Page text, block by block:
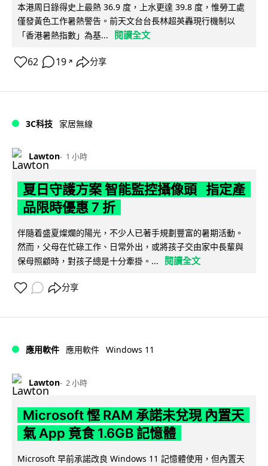
本港周日錄得史上最熱 36.9 度，上水更達 39.8 度，惟勞工處
僅發黃色工作暑熱警告。前天文台台長林超英轟現行機制以
「香港暑熱指數」為基...
閱讀全文
62 19 ↗ 分享
3C科技 家居無線
Lawton 1 小時
夏日守護方案 智能監控攝像頭 指定產
品限時優惠 7 折
伴隨着盛夏燦爛的陽光，不少人已著手規劃豐富的暑期活動。
然而，父母在忙碌工作、日常外出，或將孩子交由家中長輩與
保母照顧時，對孩子總是十分牽掛。...
閱讀全文
分享
應用軟件 應用軟件 Windows 11
Lawton 2 小時
Microsoft 慳 RAM 承諾未兌現 內置天
氣 App 竟食 1.6GB 記憶體
Microsoft 早前承諾改良 Windows 11 記憶體使用，但內置天